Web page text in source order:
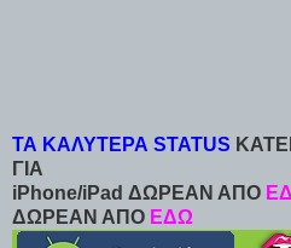
ΤΑ ΚΑΛΥΤΕΡΑ STATUS
ΓΙΑ
iPhone/iPad ΔΩΡΕΑΝ ΑΠΟ
ΔΩΡΕΑΝ ΑΠΟ ΕΔΩ